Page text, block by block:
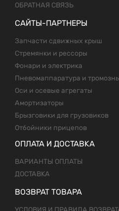
ОБРАТНАЯ СВЯЗЬ
САЙТЫ-ПАРТНЕРЫ
Запчасти сдвижных крыш
Стремянки и рессоры
Фонари и электрика
Пневомаппаратура и
Оси и осевые агрегаты
Амортизаторы
Брызговики для грузовиков
Отбойники прицепов
ОПЛАТА И ДОСТАВКА
ВАРИАНТЫ ОПЛАТЫ
ДОСТАВКА
ВОЗВРАТ ТОВАРА